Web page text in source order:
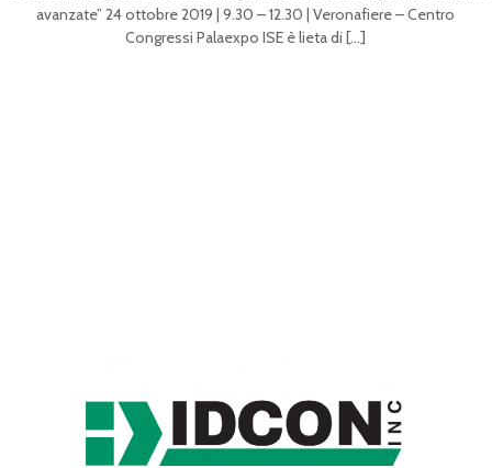
avanzate” 24 ottobre 2019 | 9.30 – 12.30 | Veronafiere – Centro
Congressi Palaexpo ISE è lieta di […]